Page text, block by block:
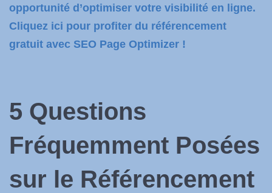
opportunité d’optimiser votre visibilité en ligne.
Cliquez ici pour profiter du référencement
gratuit avec SEO Page Optimizer !
5 Questions
Fréquemment Posées
sur le Référencement